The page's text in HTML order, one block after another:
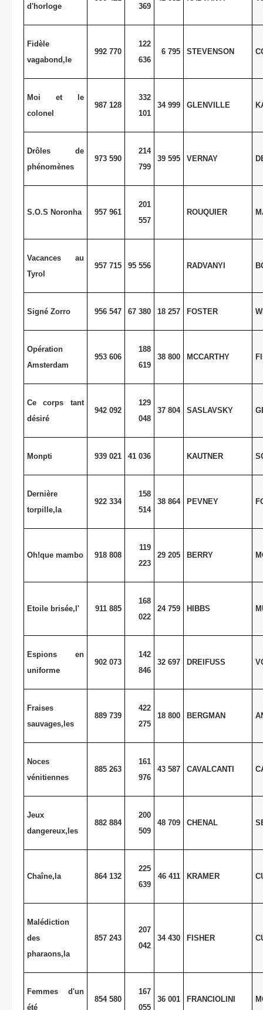
d'horloge
369
Fidèle
vagabond,le
992 770
122
636
6 795 STEVENSON
Moi et le
colonel
987 128
332
101
34 999 GLENVILLE
Drôles de
phénomènes
973 590
214
799
39 595 VERNAY
S.O.S Noronha 957 961
201
557
ROUQUIER
Vacances au
Tyrol
957 715 95 556 RADVANYI
Signé Zorro 956 547 67 380 18 257 FOSTER
Opération
Amsterdam
953 606
188
619
38 800 MCCARTHY
Ce corps tant
désiré
942 092
129
048
37 804 SASLAVSKY
Monpti 939 021 41 036 KAUTNER
Dernière
torpille,la
922 334
158
514
38 864 PEVNEY
Oh!que mambo 918 808
119
223
29 205 BERRY
Etoile brisée,l' 911 885
168
022
24 759 HIBBS
Espions en
uniforme
902 073
142
846
32 697 DREIFUSS
Fraises
sauvages,les
889 739
422
275
18 800 BERGMAN
Noces
vénitiennes
885 263
161
976
43 587 CAVALCANTI
Jeux
dangereux,les
882 884
200
509
48 709 CHENAL
Chaîne,la 864 132
225
639
46 411 KRAMER
Malédiction
des
pharaons,la
857 243
207
042
34 430 FISHER
Femmes d'un
été
854 580
167
055
36 001 FRANCIOLINI